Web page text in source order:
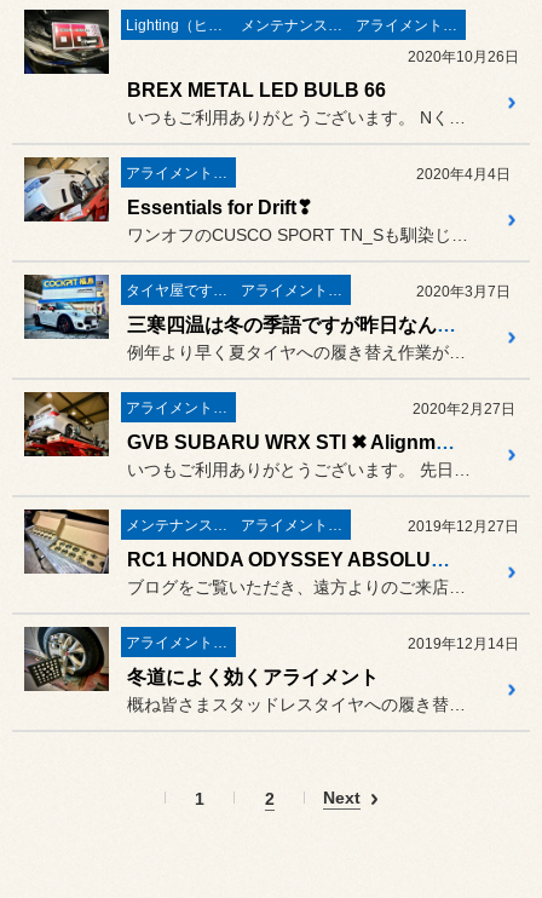
Lighting（ヒカリモノ） メンテナンス＆ケミカル
アライメント＆スーパーアライメント
2020年10月26日
BREX METAL LED BULB 66
アライメント＆スーパーアライメント 2020年4月4日
Essentials for Drift❣
タイヤ屋です。「本業」のタイヤ アライメント＆スーパーアライメント 2020年3月7日
三寒四温は冬の季語ですが昨日なんかは冬の陽気でしたもの。かと思えば今日は暖かな春の陽気。。。
アライメント＆スーパーアライメント 2020年2月27日
GVB SUBARU WRX STI ✖ Alignment Finish❣
メンテナンス＆ケミカル アライメント＆スーパーアライメント 2019年12月27日
RC1 HONDA ODYSSEY ABSOLUTE ✖ SPOON SPORTS RIGID COLLAR（リジカラ）
アライメント＆スーパーアライメント 2019年12月14日
冬道によく効くアライメント
1 2 Next